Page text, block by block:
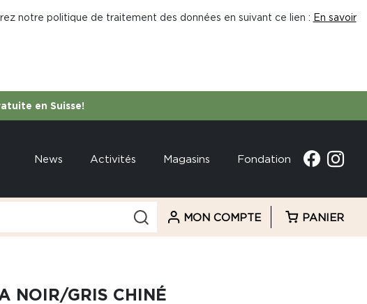
notre politique de traitement des données en suivant ce lien : En savoir
en Suisse!
News Activités Magasins Fondation
MON COMPTE PANIER
NOIR/GRIS CHINÉ